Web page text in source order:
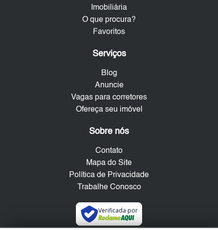
Imobiliária
O que procura?
Favoritos
Serviços
Blog
Anuncie
Vagas para corretores
Ofereça seu imóvel
Sobre nós
Contato
Mapa do Site
Política de Privacidade
Trabalhe Conosco
Verificada por